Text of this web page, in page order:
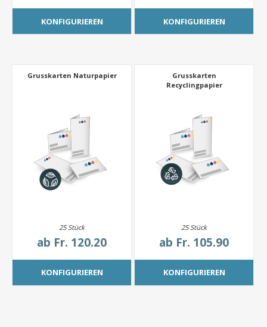
KONFIGURIEREN KONFIGURIEREN
Grusskarten Naturpapier
25 Stück
ab Fr. 120.20
KONFIGURIEREN
Grusskarten
Recyclingpapier
25 Stück
ab Fr. 105.90
KONFIGURIEREN